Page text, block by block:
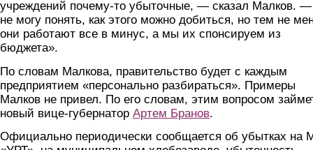
учреждений почему-то убыточные, — сказал Малков.
не могу понять, как этого можно добиться, но тем не
они работают все в минус, а мы их спонсируем из
бюджета».
По словам Малкова, правительство будет с каждым
предприятием «персонально разбираться». Примеры
Малков не привел. По его словам, этим вопросом
новый вице-губернатор Артем Бранов.
Официально периодически сообщается об убытках на